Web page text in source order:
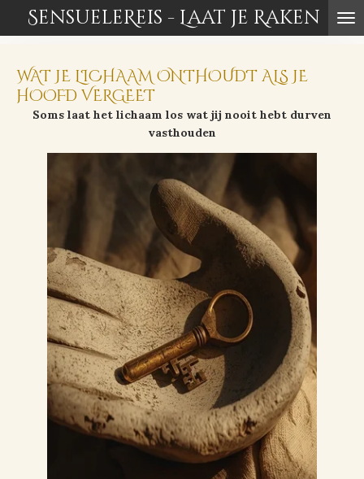
direct
de
hoofdinhoud
SensueleReis - Laat je Raken
WAT JE LICHAAM ONTHOUDT ALS JE
HOOFD VERGEET
Soms laat het lichaam los wat jij nooit hebt durven
vasthouden